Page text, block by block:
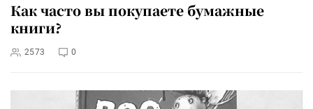
Как часто вы покупаете бумажные
книги?
2573 0